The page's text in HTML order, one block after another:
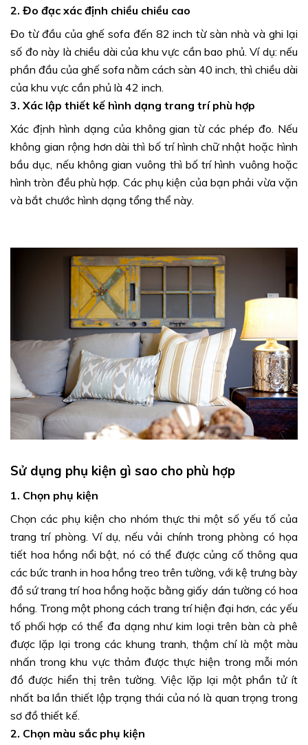
2. Đo đạc xác định chiều chiều cao
Đo từ đầu của ghế sofa đến 82 inch từ sàn nhà và ghi lại
số đo này là chiều dài của khu vực cần bao phủ. Ví dụ: nếu
phần đầu của ghế sofa nằm cách sàn 40 inch, thì chiều dài
của khu vực cần phủ là 42 inch.
3. Xác lập thiết kế hình dạng trang trí phù hợp
Xác định hình dạng của không gian từ các phép đo. Nếu
không gian rộng hơn dài thì bố trí hình chữ nhật hoặc hình
bầu dục, nếu không gian vuông thì bố trí hình vuông hoặc
hình tròn đều phù hợp. Các phụ kiện của bạn phải vừa vặn
và bắt chước hình dạng tổng thể này.
Sử dụng phụ kiện gì sao cho phù hợp
1. Chọn phụ kiện
Chọn các phụ kiện cho nhóm thực thi một số yếu tố của
trang trí phòng. Ví dụ, nếu vải chính trong phòng có họa
tiết hoa hồng nổi bật, nó có thể được củng cố thông qua
các bức tranh in hoa hồng treo trên tường, với kệ trưng bày
đồ sứ trang trí hoa hồng hoặc bằng giấy dán tường có hoa
hồng. Trong một phong cách trang trí hiện đại hơn, các yếu
tố phối hợp có thể đa dạng như kim loại trên bàn cà phê
được lặp lại trong các khung tranh, thậm chí là một màu
nhấn trong khu vực thảm được thực hiện trong mỗi món
đồ được hiển thị trên tường. Việc lặp lại một phần tử ít
nhất ba lần thiết lập trạng thái của nó là quan trọng trong
sơ đồ thiết kế.
2. Chọn màu sắc phụ kiện